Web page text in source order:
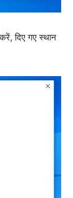
दिए गए स्थान